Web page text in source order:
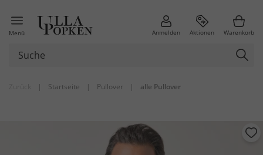
Menü Anmelden Aktionen Warenkorb
| Startseite | Pullover | alle Pullover